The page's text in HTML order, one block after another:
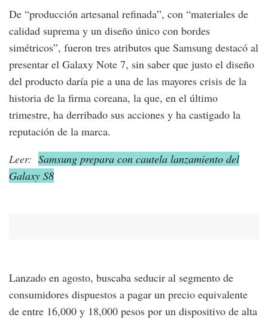
De “producción artesanal refinada”, con “materiales de
calidad suprema y un diseño único con bordes
simétricos”, fueron tres atributos que Samsung destacó al
presentar el Galaxy Note 7, sin saber que justo el diseño
del producto daría pie a una de las mayores crisis de la
historia de la firma coreana, la que, en el último
trimestre, ha derribado sus acciones y ha castigado la
reputación de la marca.
Leer: Samsung prepara con cautela lanzamiento del
Galaxy S8
Lanzado en agosto, buscaba seducir al segmento de
consumidores dispuestos a pagar un precio equivalente
de entre 16,000 y 18,000 pesos por un dispositivo de alta